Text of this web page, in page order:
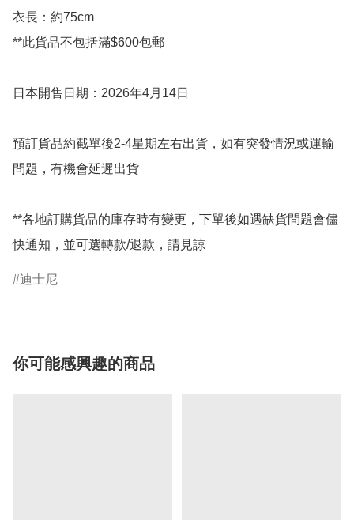
衣長：約75cm
**此貨品不包括滿$600包郵
日本開售日期：2026年4月14日
預訂貨品約截單後2-4星期左右出貨，如有突發情況或運輸
問題，有機會延遲出貨
**各地訂購貨品的庫存時有變更，下單後如遇缺貨問題會儘
快通知，並可選轉款/退款，請見諒
迪士尼
你可能感興趣的商品